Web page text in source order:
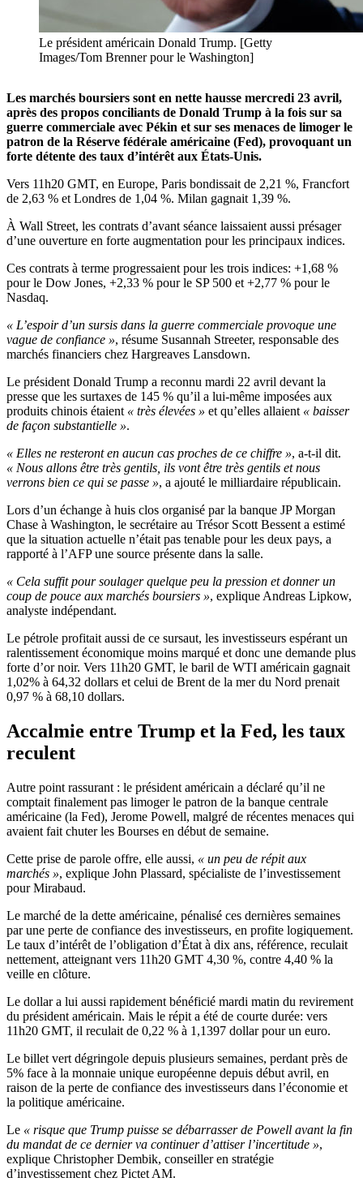
Le président américain Donald Trump. [Getty
Images/Tom Brenner pour le Washington]
Les marchés boursiers sont en nette hausse mercredi 23 avril,
après des propos conciliants de Donald Trump à la fois sur sa
guerre commerciale avec Pékin et sur ses menaces de limoger le
patron de la Réserve fédérale américaine (Fed), provoquant un
forte détente des taux d’intérêt aux États-Unis.
Vers 11h20 GMT, en Europe, Paris bondissait de 2,21 %, Francfort
de 2,63 % et Londres de 1,04 %. Milan gagnait 1,39 %.
À Wall Street, les contrats d’avant séance laissaient aussi présager
d’une ouverture en forte augmentation pour les principaux indices.
Ces contrats à terme progressaient pour les trois indices: +1,68 %
pour le Dow Jones, +2,33 % pour le SP 500 et +2,77 % pour le
Nasdaq.
« L’espoir d’un sursis dans la guerre commerciale provoque une
vague de confiance », résume Susannah Streeter, responsable des
marchés financiers chez Hargreaves Lansdown.
Le président Donald Trump a reconnu mardi 22 avril devant la
presse que les surtaxes de 145 % qu’il a lui-même imposées aux
produits chinois étaient « très élevées » et qu’elles allaient « baisser
de façon substantielle ».
« Elles ne resteront en aucun cas proches de ce chiffre », a-t-il dit.
« Nous allons être très gentils, ils vont être très gentils et nous
verrons bien ce qui se passe », a ajouté le milliardaire républicain.
Lors d’un échange à huis clos organisé par la banque JP Morgan
Chase à Washington, le secrétaire au Trésor Scott Bessent a estimé
que la situation actuelle n’était pas tenable pour les deux pays, a
rapporté à l’AFP une source présente dans la salle.
« Cela suffit pour soulager quelque peu la pression et donner un
coup de pouce aux marchés boursiers », explique Andreas Lipkow,
analyste indépendant.
Le pétrole profitait aussi de ce sursaut, les investisseurs espérant un
ralentissement économique moins marqué et donc une demande plus
forte d’or noir. Vers 11h20 GMT, le baril de WTI américain gagnait
1,02% à 64,32 dollars et celui de Brent de la mer du Nord prenait
0,97 % à 68,10 dollars.
Accalmie entre Trump et la Fed, les taux
reculent
Autre point rassurant : le président américain a déclaré qu’il ne
comptait finalement pas limoger le patron de la banque centrale
américaine (la Fed), Jerome Powell, malgré de récentes menaces qui
avaient fait chuter les Bourses en début de semaine.
Cette prise de parole offre, elle aussi, « un peu de répit aux
marchés », explique John Plassard, spécialiste de l’investissement
pour Mirabaud.
Le marché de la dette américaine, pénalisé ces dernières semaines
par une perte de confiance des investisseurs, en profite logiquement.
Le taux d’intérêt de l’obligation d’État à dix ans, référence, reculait
nettement, atteignant vers 11h20 GMT 4,30 %, contre 4,40 % la
veille en clôture.
Le dollar a lui aussi rapidement bénéficié mardi matin du revirement
du président américain. Mais le répit a été de courte durée: vers
11h20 GMT, il reculait de 0,22 % à 1,1397 dollar pour un euro.
Le billet vert dégringole depuis plusieurs semaines, perdant près de
5% face à la monnaie unique européenne depuis début avril, en
raison de la perte de confiance des investisseurs dans l’économie et
la politique américaine.
Le « risque que Trump puisse se débarrasser de Powell avant la fin
du mandat de ce dernier va continuer d’attiser l’incertitude »,
explique Christopher Dembik, conseiller en stratégie
d’investissement chez Pictet AM.